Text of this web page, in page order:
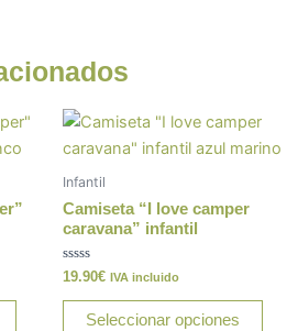
Este
producto
múltiples
variantes.
opciones
se
Infantil
Camiseta “I love camper
caravana” infantil
Valorado
con
0
19.90€ IVA incluido
Seleccionar opciones
se